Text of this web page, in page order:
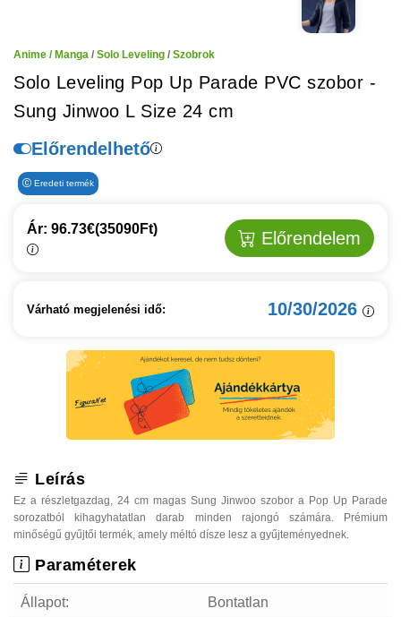
Anime / Manga / Solo Leveling / Szobrok
Solo Leveling Pop Up Parade PVC szobor -
Sung Jinwoo L Size 24 cm
Előrendelhető
Eredeti termék
Ár: 96.73€(35090Ft) Előrendelem
Várható megjelenési idő: 10/30/2026
Leírás
Ez a részletgazdag, 24 cm magas Sung Jinwoo szobor a Pop Up Parade
sorozatból kihagyhatatlan darab minden rajongó számára. Prémium
minőségű gyűjtői termék, amely méltó dísze lesz a gyűjteményednek.
Paraméterek
Állapot: Bontatlan